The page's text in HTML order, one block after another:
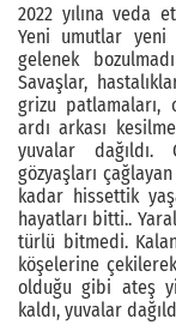
2022 yılına veda
Yeni umutlar
gelenek
Savaşlar,
grizu patlamaları,
ardı arkası
yuvalar dağıldı.
gözyaşları
kadar hissettik
hayatları bitti..
türlü bitmedi.
köşelerine
olduğu gibi ateş
kaldı, yuvalar